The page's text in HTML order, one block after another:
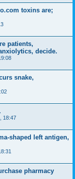
toxins are;
patients,
decide.
snake,
18:47
shaped left antigen,
pharmacy